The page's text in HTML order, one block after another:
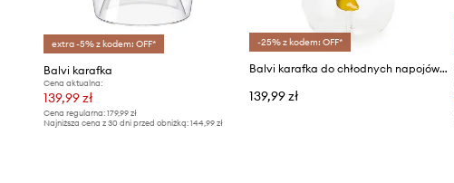
extra -5% z kodem: OFF*
Balvi karafka
Cena aktualna:
139,99 zł
Cena regularna: 179,99 zł
Najniższa cena z 30 dni przed obniżką: 144,99 zł
-25% z kodem: OFF*
Balvi karafka do chłodnych napojów 1 l
139,99 zł